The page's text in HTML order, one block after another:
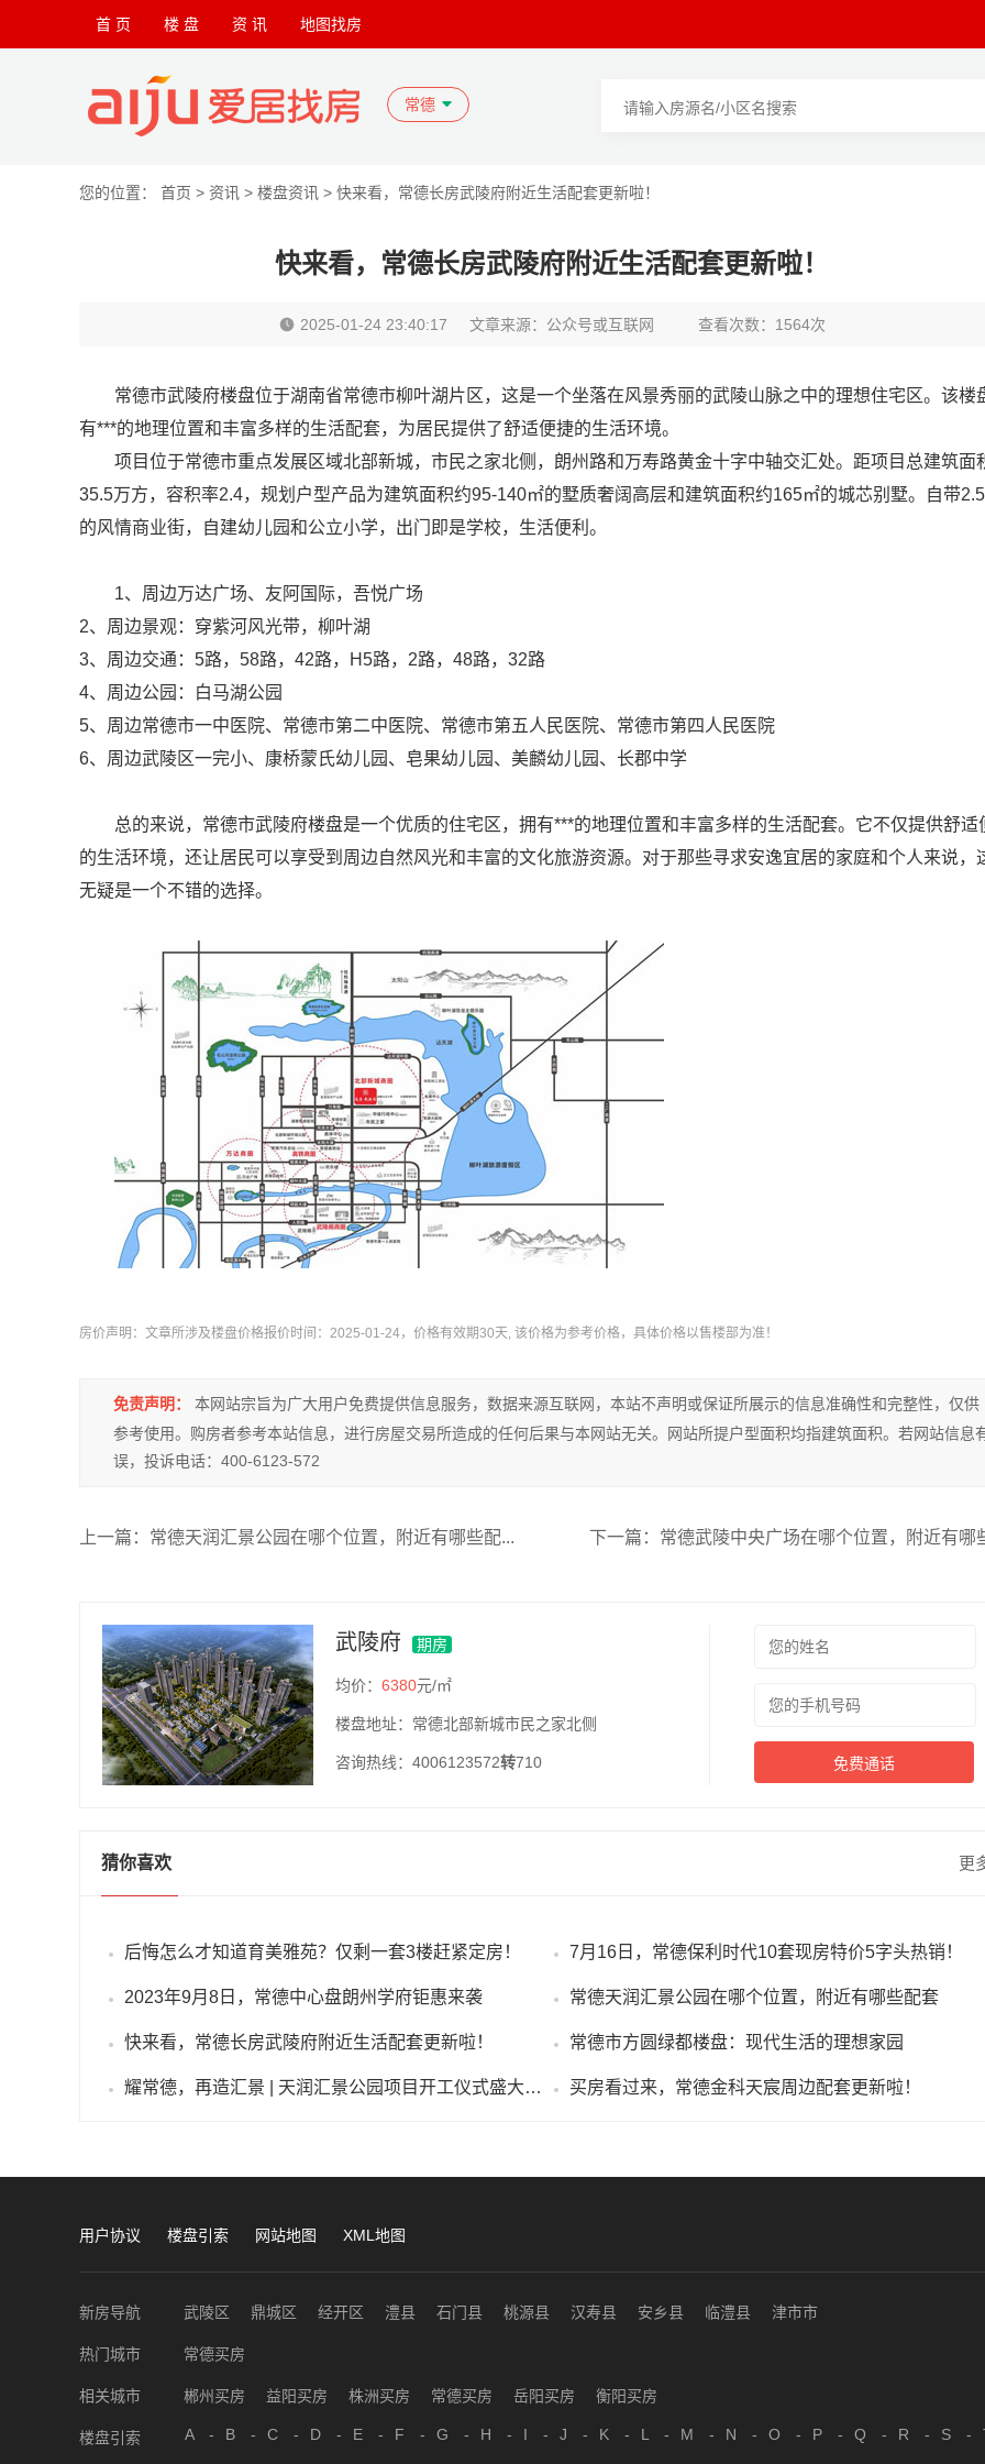
首 页 楼 盘 资 讯 地图找房
常德
您的位置： 首页 > 资讯 > 楼盘资讯 > 快来看，常德长房武陵府附近生活配套更新啦！
快来看，常德长房武陵府附近生活配套更新啦！
2025-01-24 23:40:17 文章来源：公众号或互联网 查看次数：1564次
常德市武陵府楼盘位于湖南省常德市柳叶湖片区，这是一个坐落在风景秀丽的武陵山脉之中的理想住宅区。该楼
有***的地理位置和丰富多样的生活配套，为居民提供了舒适便捷的生活环境。
项目位于常德市重点发展区域北部新城，市民之家北侧，朗州路和万寿路黄金十字中轴交汇处。距项目总建筑面
35.5万方，容积率2.4，规划户型产品为建筑面积约95-140㎡的墅质奢阔高层和建筑面积约165㎡的城芯别墅。自带
的风情商业街，自建幼儿园和公立小学，出门即是学校，生活便利。
1、周边万达广场、友阿国际，吾悦广场
2、周边景观：穿紫河风光带，柳叶湖
3、周边交通：5路，58路，42路，H5路，2路，48路，32路
4、周边公园：白马湖公园
5、周边常德市一中医院、常德市第二中医院、常德市第五人民医院、常德市第四人民医院
6、周边武陵区一完小、康桥蒙氏幼儿园、皂果幼儿园、美麟幼儿园、长郡中学
总的来说，常德市武陵府楼盘是一个优质的住宅区，拥有***的地理位置和丰富多样的生活配套。它不仅提供舒适
的生活环境，还让居民可以享受到周边自然风光和丰富的文化旅游资源。对于那些寻求安逸宜居的家庭和个人来说，
无疑是一个不错的选择。
房价声明：文章所涉及楼盘价格报价时间：2025-01-24，价格有效期30天, 该价格为参考价格，具体价格以售楼部为准！
免责声明：
本网站宗旨为广大用户免费提供信息服务，数据来源互联网，本站不声明或保证所展示的信息准确性和完整性，仅供
参考使用。购房者参考本站信息，进行房屋交易所造成的任何后果与本网站无关。网站所提户型面积均指建筑面积。若网站信息
误，投诉电话：400-6123-572
上一篇： 常德天润汇景公园在哪个位置，附近有哪些配... 下一篇： 常德武陵中央广场在哪个位置，附近有哪
武陵府 期房
均价： 6380元/㎡
楼盘地址： 常德北部新城市民之家北侧
咨询热线： 4006123572转710 免费通话
猜你喜欢 更
后悔怎么才知道育美雅苑？仅剩一套3楼赶紧定房！
2023年9月8日，常德中心盘朗州学府钜惠来袭
快来看，常德长房武陵府附近生活配套更新啦！
耀常德，再造汇景 | 天润汇景公园项目开工仪式盛大举行！
7月16日，常德保利时代10套现房特价5字头热销！
常德天润汇景公园在哪个位置，附近有哪些配套
常德市方圆绿都楼盘：现代生活的理想家园
买房看过来，常德金科天宸周边配套更新啦！
用户协议 楼盘引索 网站地图 XML地图
新房导航 武陵区 鼎城区 经开区 澧县 石门县 桃源县 汉寿县 安乡县 临澧县 津市市
热门城市 常德买房
相关城市 郴州买房 益阳买房 株洲买房 常德买房 岳阳买房 衡阳买房
楼盘引索 A - B - C - D - E - F - G - H - I - J - K - L - M - N - O - P - Q - R - S -